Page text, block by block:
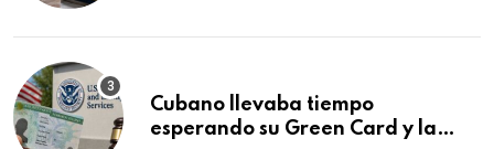
Cubano llevaba tiempo
esperando su Green Card y la